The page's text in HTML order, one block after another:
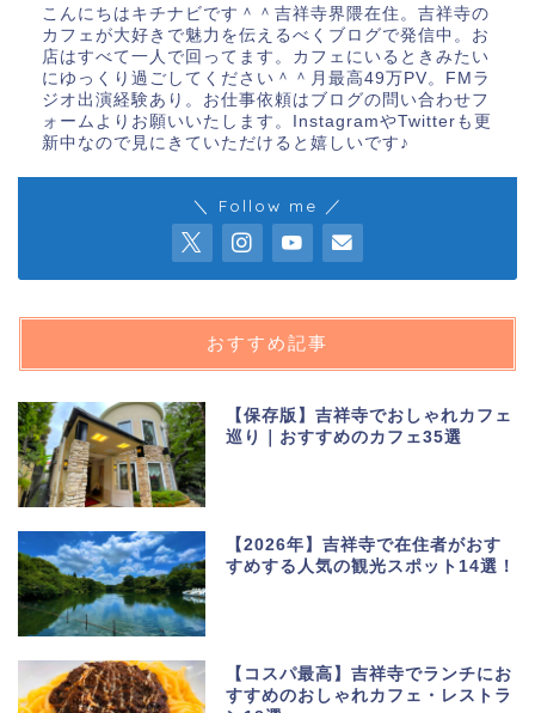
こんにちはキチナビです＾＾吉祥寺界隈在住。吉祥寺の
カフェが大好きで魅力を伝えるべくブログで発信中。お
店はすべて一人で回ってます。カフェにいるときみたい
にゆっくり過ごしてください＾＾月最高49万PV。FMラ
ジオ出演経験あり。お仕事依頼はブログの問い合わせフ
ォームよりお願いいたします。InstagramやTwitterも更
新中なので見にきていただけると嬉しいです♪
＼ Follow me ／
おすすめ記事
【保存版】吉祥寺でおしゃれカフェ
巡り｜おすすめのカフェ35選
【2026年】吉祥寺で在住者がおす
すめする人気の観光スポット14選！
【コスパ最高】吉祥寺でランチにお
すすめのおしゃれカフェ・レストラ